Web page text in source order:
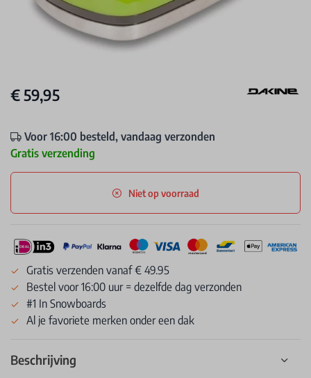
€ 59,95
Voor 16:00 besteld, vandaag verzonden
Gratis verzending
Niet op voorraad
Gratis verzenden vanaf € 49.95
Bestel voor 16:00 uur = dezelfde dag verzonden
#1 In Snowboards
Al je favoriete merken onder een dak
Beschrijving